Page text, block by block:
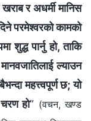
र अधर्मी मानिस
परमेश्‍वरको कामको
शुद्ध पार्नु हो, ताकि
ल्याउन
महत्त्वपूर्ण छ; यो
हो” (वचन, खण्ड